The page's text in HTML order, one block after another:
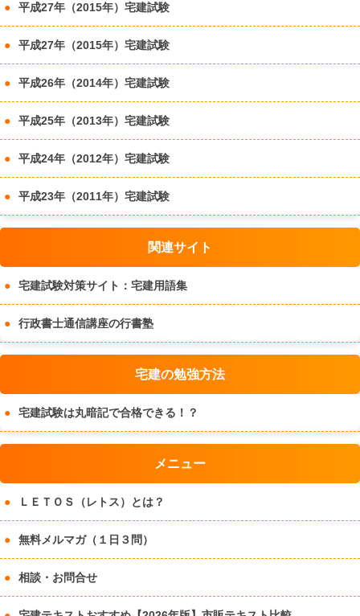
平成27年（2015年）宅建試験
平成27年（2015年）宅建試験
平成26年（2014年）宅建試験
平成25年（2013年）宅建試験
平成24年（2012年）宅建試験
平成23年（2011年）宅建試験
関連サイト
宅建試験対策サイト：宅建用語集
行政書士通信講座の行書塾
宅建の勉強方法
宅建試験は丸暗記で合格できる！？
メニュー
ＬＥＴＯＳ（レトス）とは？
無料メルマガ（１日３問）
相談・お問合せ